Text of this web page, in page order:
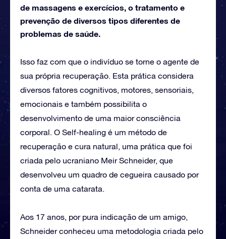
de massagens e exercícios, o tratamento e
prevenção de diversos tipos diferentes de
problemas de saúde.
Isso faz com que o indivíduo se torne o agente de
sua própria recuperação. Esta prática considera
diversos fatores cognitivos, motores, sensoriais,
emocionais e também possibilita o
desenvolvimento de uma maior consciência
corporal. O Self-healing é um método de
recuperação e cura natural, uma prática que foi
criada pelo ucraniano Meir Schneider, que
desenvolveu um quadro de cegueira causado por
conta de uma catarata.
Aos 17 anos, por pura indicação de um amigo,
Schneider conheceu uma metodologia criada pelo